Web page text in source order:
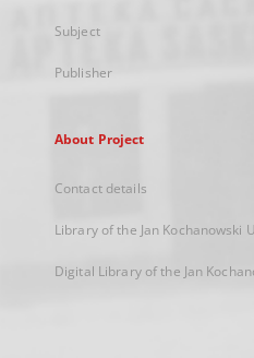
Subject
Publisher
About Project
Contact details
Library of the Jan Kochanowski
Digital Library of the Jan